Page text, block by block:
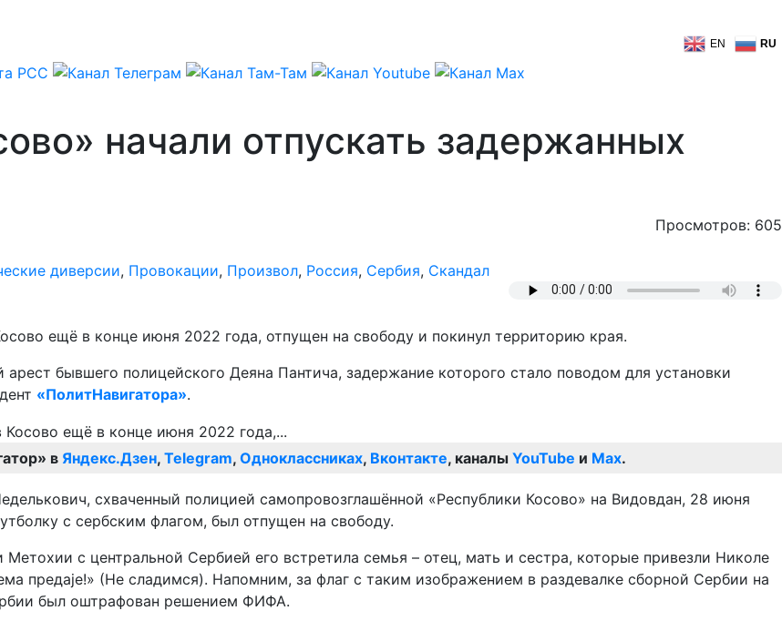
EN RU
начали отпускать задержанных
Просмотров: 605
диверсии, Провокации, Произвол, Россия, Сербия, Скандал
ещё в конце июня 2022 года, отпущен на свободу и покинул территорию края.
бывшего полицейского Деяна Пантича, задержание которого стало поводом для установки
«ПолитНавигатора».
в Яндекс.Дзен, Telegram, Одноклассниках, Вконтакте, каналы YouTube и Max.
схваченный полицией самопровозглашённой «Республики Косово» на Видовдан, 28 июня
с сербским флагом, был отпущен на свободу.
с центральной Сербией его встретила семья – отец, мать и сестра, которые привезли Николе
предаjе!» (Не сладимся). Напомним, за флаг с таким изображением в раздевалке сборной Сербии на
был оштрафован решением ФИФА.